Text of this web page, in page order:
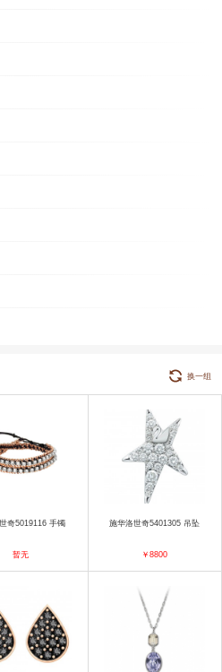
换一组
奇5019116 手镯
暂无
施华洛世奇5401305 吊坠
￥8800